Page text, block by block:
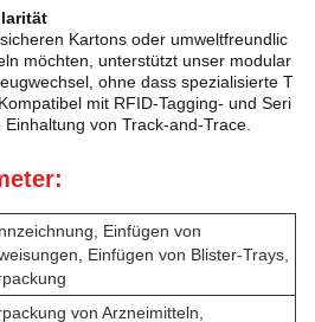
Kartons oder umweltfreundlic
möchten, unterstützt unser modular
ohne dass spezialisierte T
mit RFID-Tagging- und Seri
von Track-and-Trace.
Einfügen von
Einfügen von Blister-Trays,
von Arzneimitteln,